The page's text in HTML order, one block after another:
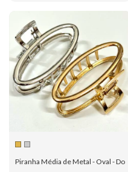
Piranha Média de Metal - Oval -